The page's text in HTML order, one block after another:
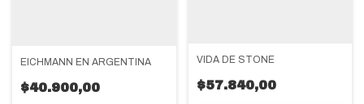
EICHMANN EN ARGENTINA
$40.900,00
VIDA DE STONE
$57.840,00